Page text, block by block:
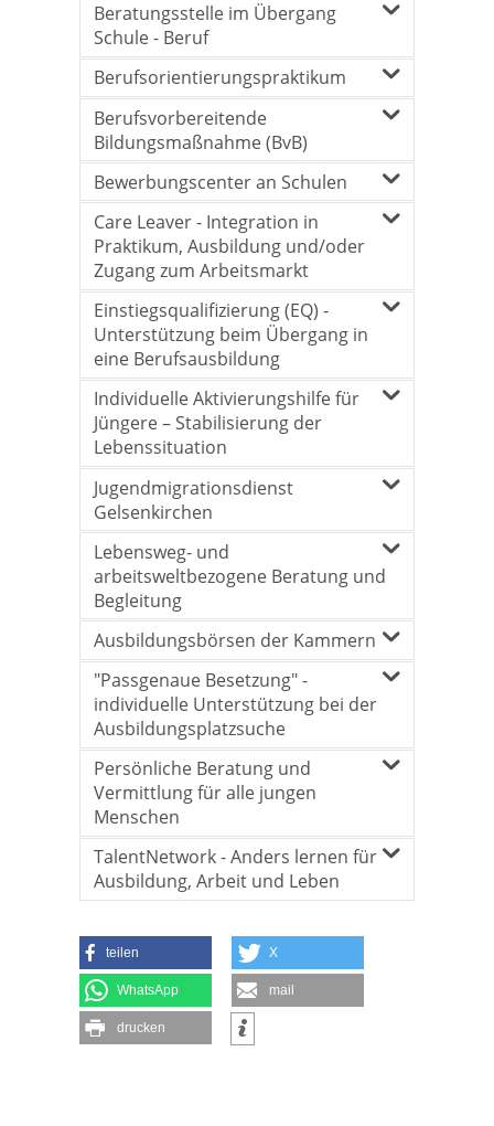
Beratungsstelle im Übergang
Schule - Beruf
Berufsorientierungspraktikum
Berufsvorbereitende
Bildungsmaßnahme (BvB)
Bewerbungscenter an Schulen
Care Leaver - Integration in
Praktikum, Ausbildung und/oder
Zugang zum Arbeitsmarkt
Einstiegsqualifizierung (EQ) -
Unterstützung beim Übergang in
eine Berufsausbildung
Individuelle Aktivierungshilfe für
Jüngere – Stabilisierung der
Lebenssituation
Jugendmigrationsdienst
Gelsenkirchen
Lebensweg- und
arbeitsweltbezogene Beratung und
Begleitung
Ausbildungsbörsen der Kammern
"Passgenaue Besetzung" -
individuelle Unterstützung bei der
Ausbildungsplatzsuche
Persönliche Beratung und
Vermittlung für alle jungen
Menschen
TalentNetwork - Anders lernen für
Ausbildung, Arbeit und Leben
teilen X
WhatsApp mail
drucken